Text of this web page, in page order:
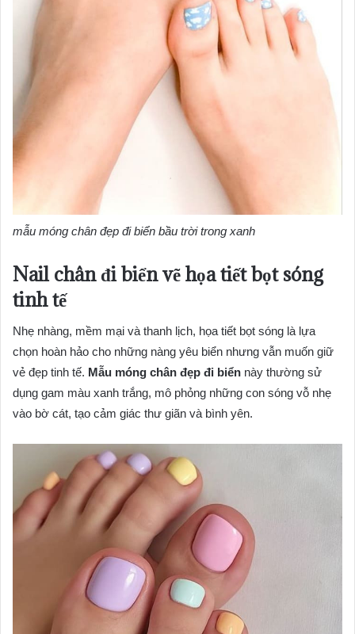
mẫu móng chân đẹp đi biển bầu trời trong xanh
Nail chân đi biển vẽ họa tiết bọt sóng
tinh tế
Nhẹ nhàng, mềm mại và thanh lịch, họa tiết bọt sóng là lựa
chọn hoàn hảo cho những nàng yêu biển nhưng vẫn muốn giữ
vẻ đẹp tinh tế. Mẫu móng chân đẹp đi biển này thường sử
dụng gam màu xanh trắng, mô phỏng những con sóng vỗ nhẹ
vào bờ cát, tạo cảm giác thư giãn và bình yên.